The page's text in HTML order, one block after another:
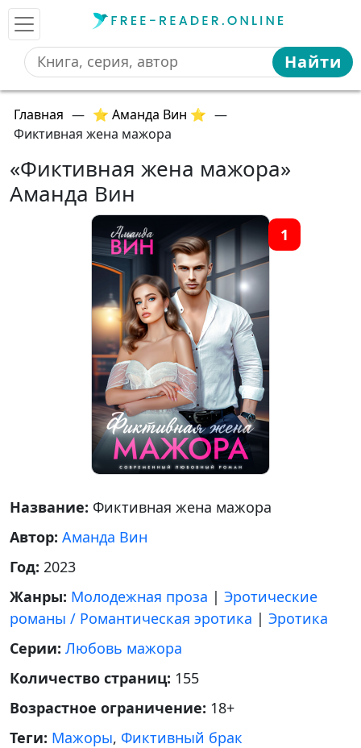
Найти
Главная — ⭐ Аманда Вин ⭐ —
Фиктивная жена мажора
«Фиктивная жена мажора»
Аманда Вин
1
Название: Фиктивная жена мажора
Автор: Аманда Вин
Год: 2023
Жанры: Молодежная проза | Эротические
романы / Романтическая эротика | Эротика
Серии: Любовь мажора
Количество страниц: 155
Возрастное ограничение: 18+
Теги: Мажоры, Фиктивный брак